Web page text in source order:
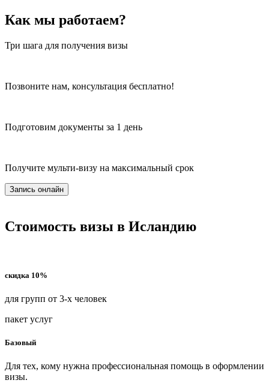
Как мы работаем?
Три шага для получения визы
Позвоните нам, консультация бесплатно!
Подготовим документы за 1 день
Получите мульти-визу на максимальный срок
Запись онлайн
Стоимость визы в Исландию
скидка 10%
для групп от 3-х человек
пакет услуг
Базовый
Для тех, кому нужна профессиональная помощь в оформлении
визы.